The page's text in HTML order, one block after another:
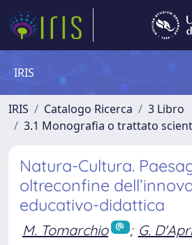
IRIS
IRIS Catalogo Ricerca
3 Libro
3.1 Monografia o trattato
Natura-Cultura.
oltreconfine
educativo-didattica
M. Tomarchio ; G.